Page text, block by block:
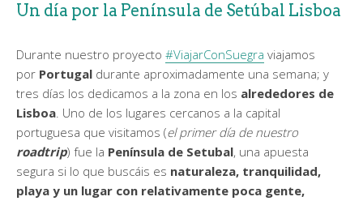
Un día por la Península de Setúbal Lisboa
Durante nuestro proyecto #ViajarConSuegra viajamos
por Portugal durante aproximadamente una semana; y
tres días los dedicamos a la zona en los alrededores de
Lisboa. Uno de los lugares cercanos a la capital
portuguesa que visitamos (el primer día de nuestro
roadtrip) fue la Península de Setubal, una apuesta
segura si lo que buscáis es naturaleza, tranquilidad,
playa y un lugar con relativamente poca gente,